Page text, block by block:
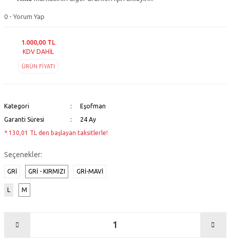
0 - Yorum Yap
1.000,00 TL
KDV DAHİL
ÜRÜN FİYATI
Kategori
Eşofman
Garanti Süresi
24 Ay
* 130,01 TL den başlayan taksitlerle!
Seçenekler:
GRİ GRI - KIRMIZI GRI-MAVI
L M